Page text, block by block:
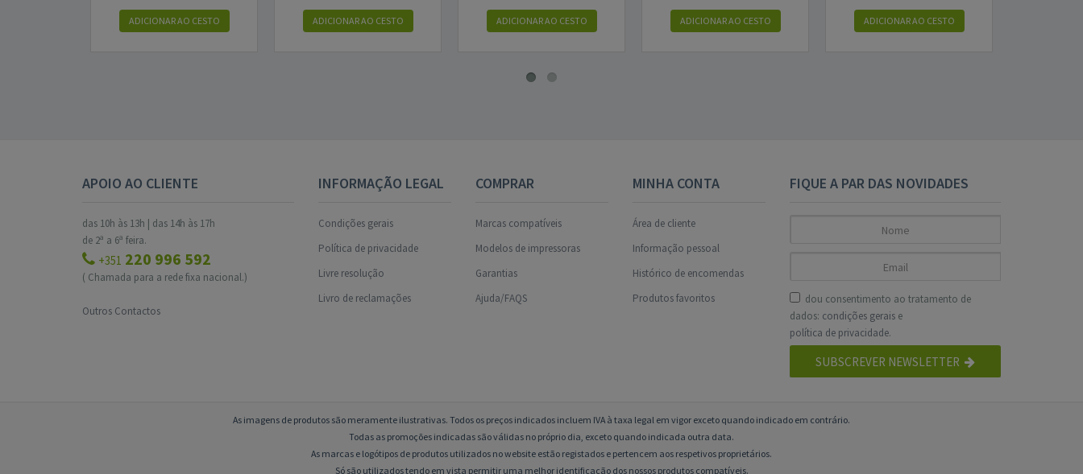
ADICIONAR AO CESTO ADICIONAR AO CESTO ADICIONAR AO CESTO ADICIONAR AO CESTO ADICIONAR AO CESTO
APOIO AO CLIENTE
das 10h às 13h | das 14h às 17h
de 2ª a 6ª feira.
+351 220 996 592
( Chamada para a rede fixa nacional.)
Outros Contactos
INFORMAÇÃO LEGAL
Condições gerais
Política de privacidade
Livre resolução
Livro de reclamações
COMPRAR
Marcas compatíveis
Modelos de impressoras
Garantias
Ajuda/FAQS
MINHA CONTA
Área de cliente
Informação pessoal
Histórico de encomendas
Produtos favoritos
FIQUE A PAR DAS NOVIDADES
dou consentimento ao tratamento de
dados: condições geraise
política de privacidade.
SUBSCREVER NEWSLETTER
As imagens de produtos são meramente ilustrativas. Todos os preços indicados incluem IVA à taxa legal em vigor exceto quando indicado em contrário.
Todas as promoções indicadas são válidas no próprio dia, exceto quando indicada outra data.
As marcas e logótipos de produtos utilizados no website estão registados e pertencem aos respetivos proprietários.
Só são utilizados tendo em vista permitir uma melhor identificação dos nossos produtos compatíveis.